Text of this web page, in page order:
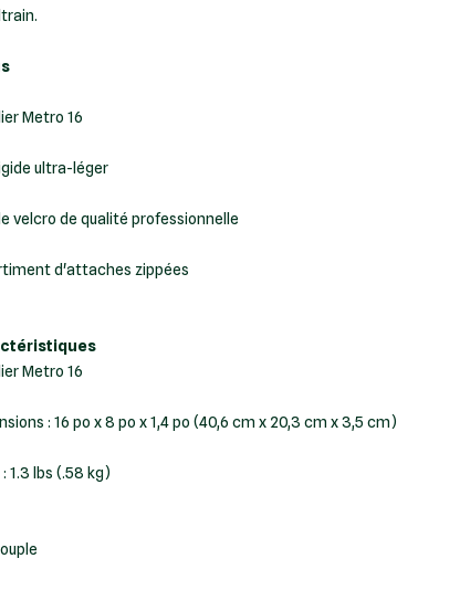
Metro 16
ultra-léger
velcro de qualité professionnelle
d'attaches zippées
: 16 po x 8 po x 1,4 po (40,6 cm x 20,3 cm x 3,5 cm)
: 1.3 lbs (.58 kg)